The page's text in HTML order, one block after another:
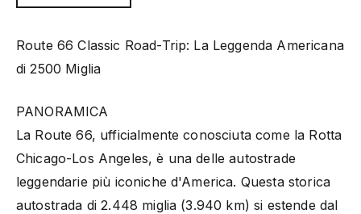
Route 66 Classic Road-Trip: La Leggenda Americana
di 2500 Miglia
PANORAMICA
La Route 66, ufficialmente conosciuta come la Rotta
Chicago-Los Angeles, è una delle autostrade
leggendarie più iconiche d'America. Questa storica
autostrada di 2.448 miglia (3.940 km) si estende dal